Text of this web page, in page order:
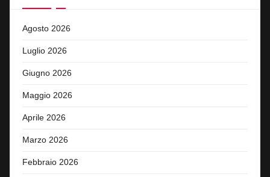
Agosto 2026
Luglio 2026
Giugno 2026
Maggio 2026
Aprile 2026
Marzo 2026
Febbraio 2026